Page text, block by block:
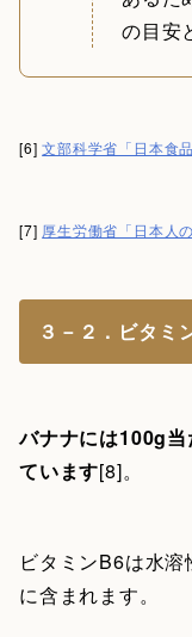
の目安
[6]文部科学省「日本食
[7] 厚生労働省「日本人
３－２．ビタミ
バナナには100g
ています[8]。
ビタミンB6は水
に含まれます。